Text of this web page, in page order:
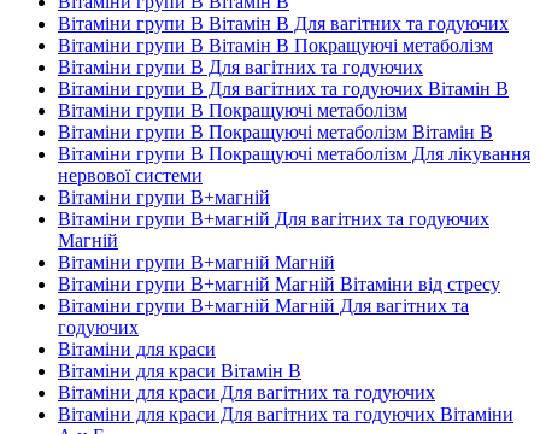
Вітаміни групи В Вітамін B Для вагітних та годуючих
Вітаміни групи В Вітамін B Покращуючі метаболізм
Вітаміни групи В Для вагітних та годуючих
Вітаміни групи В Для вагітних та годуючих Вітамін B
Вітаміни групи В Покращуючі метаболізм
Вітаміни групи В Покращуючі метаболізм Вітамін B
Вітаміни групи В Покращуючі метаболізм Для лікування
нервової системи
Вітаміни групи В+магній
Вітаміни групи В+магній Для вагітних та годуючих
Магній
Вітаміни групи В+магній Магній
Вітаміни групи В+магній Магній Вітаміни від стресу
Вітаміни групи В+магній Магній Для вагітних та
годуючих
Вітаміни для краси
Вітаміни для краси Вітамін B
Вітаміни для краси Для вагітних та годуючих
Вітаміни для краси Для вагітних та годуючих Вітаміни